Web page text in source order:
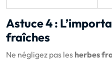
Astuce 4 :
fraîches
Ne négligez pas les herbes